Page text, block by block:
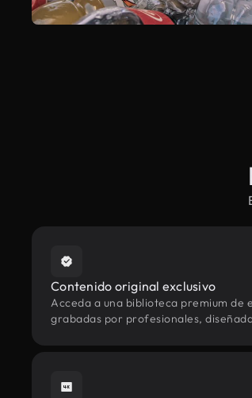
Contenido original exclusivo
Acceda a una biblioteca premium de
grabadas por profesionales,